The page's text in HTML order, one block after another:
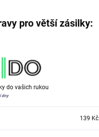
pro větší zásilky:
do vašich rukou
dny
139 Kč